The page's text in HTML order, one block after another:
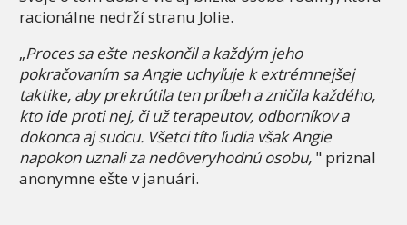
racionálne nedrží stranu Jolie.
„Proces sa ešte neskončil a každým jeho
pokračovaním sa Angie uchyľuje k extrémnejšej
taktike, aby prekrútila ten príbeh a zničila každého,
kto ide proti nej, či už terapeutov, odborníkov a
dokonca aj sudcu. Všetci títo ľudia však Angie
napokon uznali za nedôveryhodnú osobu, " priznal
anonymne ešte v januári.